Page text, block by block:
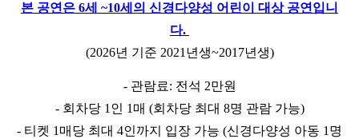
본 공연은 6세 ~10세의 신경다양성 어린이 대상 공연입니
다.
(2026년 기준 2021년생~2017년생)
- 관람료: 전석 2만원
- 회차당 1 인 1 매 (회차당 최대 8명 관람 가능)
- 티켓 1 매당 최대 4인까지 입장 가능 (신경다양성 아동 1 명